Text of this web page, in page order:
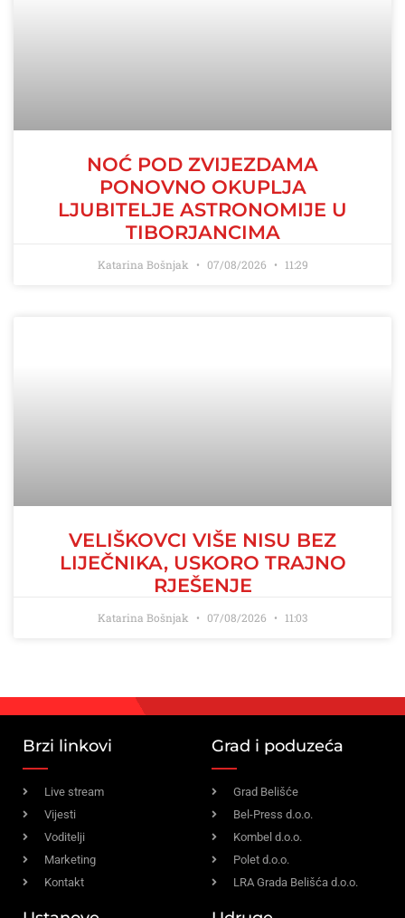
NOĆ POD ZVIJEZDAMA
PONOVNO OKUPLJA
LJUBITELJE ASTRONOMIJE U
TIBORJANCIMA
Katarina Bošnjak 07/08/2026 11:29
VELIŠKOVCI VIŠE NISU BEZ
LIJEČNIKA, USKORO TRAJNO
RJEŠENJE
Katarina Bošnjak 07/08/2026 11:03
Brzi linkovi
Live stream
Vijesti
Voditelji
Marketing
Kontakt
Grad i poduzeća
Grad Belišće
Bel-Press d.o.o.
Kombel d.o.o.
Polet d.o.o.
LRA Grada Belišća d.o.o.